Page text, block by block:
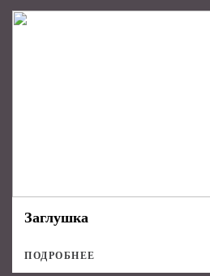
Заглушка
ПОДРОБНЕЕ